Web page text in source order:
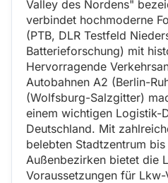
Valley des Nordens"
verbindet hochmoderne
(PTB, DLR Testfeld
Batterieforschung) mit
Hervorragende
Autobahnen A2 (Berlin-
(Wolfsburg-Salzgitter)
einem wichtigen Logistik-
Deutschland. Mit
belebten Stadtzentrum
Außenbezirken bietet die
Voraussetzungen für